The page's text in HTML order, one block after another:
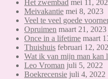
Het zwembad mei 11,
Meivakantie mei 8, 2023
Veel te veel goede
Opruimen maart 21, 2023
Once in a lifetime maart
Thuishuis februari 12,
Wat ik van mijn man kan
Leo Vroman juli 5, 2022
Boekrecensie juli 4, 2022